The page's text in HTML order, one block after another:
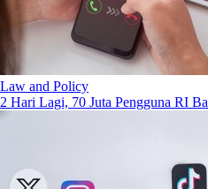
Law and Policy
2 Hari Lagi, 70 Juta Pengguna RI